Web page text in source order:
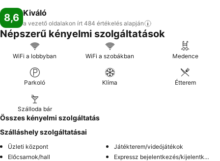
8,6 Kiváló
a vezető oldalakon írt 484 értékelés alapján
Népszerű kényelmi szolgáltatások
WiFi a lobbyban WiFi a szobákban Medence
Parkoló Klíma Étterem
Szálloda bár
Összes kényelmi szolgáltatás
Szálláshely szolgáltatásai
Üzleti központ
Játékterem/videójátékok
Előcsarnok/hall
Expressz bejelentkezés/kijelentkezés